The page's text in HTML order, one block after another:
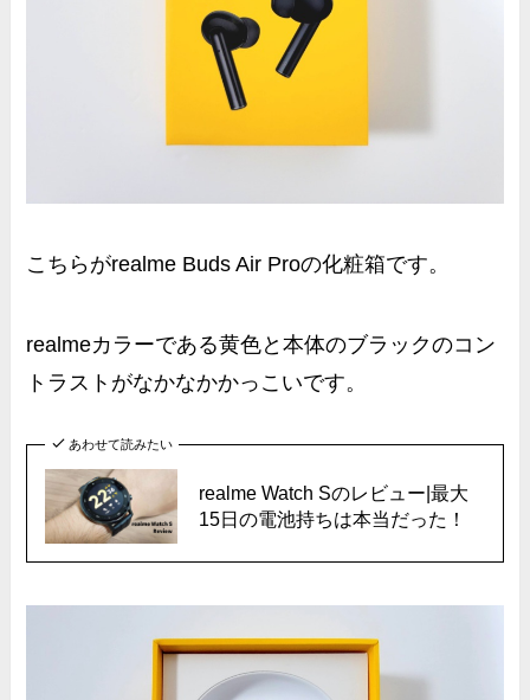
こちらがrealme Buds Air Proの化粧箱です。
realmeカラーである黄色と本体のブラックのコン
トラストがなかなかかっこいです。
あわせて読みたい
realme Watch Sのレビュー|最大
15日の電池持ちは本当だった！